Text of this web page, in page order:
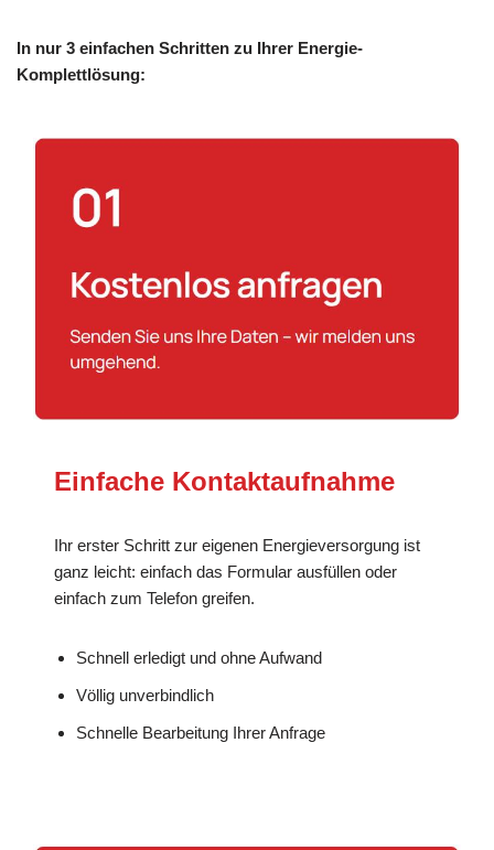
In nur 3 einfachen Schritten zu Ihrer Energie-
Komplettlösung:
Einfache Kontaktaufnahme
Ihr erster Schritt zur eigenen Energieversorgung ist
ganz leicht: einfach das Formular ausfüllen oder
einfach zum Telefon greifen.
Schnell erledigt und ohne Aufwand
Völlig unverbindlich
Schnelle Bearbeitung Ihrer Anfrage